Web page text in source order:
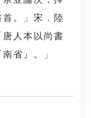
。」宋．陸
人本以尚書
省』。」